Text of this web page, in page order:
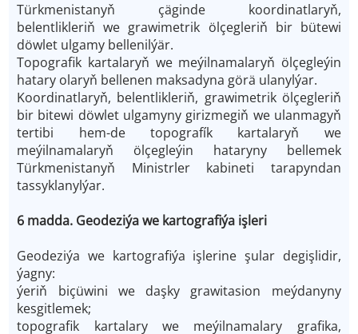
Türkmenistanyň çäginde koordinatlaryň,
belentlikleriň we grawimetrik ölçegleriň bir bütewi
döwlet ulgamy bellenilýär.
Topografik kartalaryň we meýilnamalaryň ölçegleýin
hatary olaryň bellenen maksadyna görä ulanylýar.
Koordinatlaryň, belentlikleriň, grawimetrik ölçegleriň
bir bitewi döwlet ulgamyny girizmegiň we ulanmagyň
tertibi hem-de topografík kartalaryň we
meýilnamalaryň ölçegleýin hataryny bellemek
Türkmenistanyň Ministrler kabineti tarapyndan
tassyklanylýar.
6 madda. Geodeziýa we kartografiýa işleri
Geodeziýa we kartografiýa işlerine şular degişlidir,
ýagny:
ýeriň biçüwini we daşky grawitasion meýdanyny
kesgitlemek;
topografik kartalary we meýilnamalary grafika,